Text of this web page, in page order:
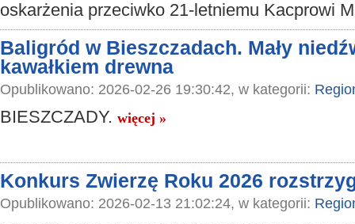
oskarżenia przeciwko 21-letniemu Kacprowi
Baligród w Bieszczadach. Mały
kawałkiem drewna
Opublikowano: 2026-02-26 19:30:42, w kategorii:
BIESZCZADY. więcej »
Konkurs Zwierzę Roku 2026
Opublikowano: 2026-02-13 21:02:24, w kategorii: